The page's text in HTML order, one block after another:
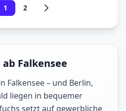
1 2
Falkensee
Falkensee – und Berlin,
liegen in bequemer
setzt auf gewerbliche